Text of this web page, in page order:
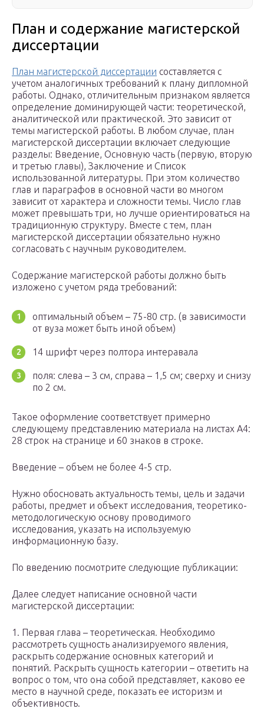
План и содержание магистерской
диссертации
План магистерской диссертации составляется с
учетом аналогичных требований к плану дипломной
работы. Однако, отличительным признаком является
определение доминирующей части: теоретической,
аналитической или практической. Это зависит от
темы магистерской работы. В любом случае, план
магистерской диссертации включает следующие
разделы: Введение, Основную часть (первую, вторую
и третью главы), Заключение и Список
использованной литературы. При этом количество
глав и параграфов в основной части во многом
зависит от характера и сложности темы. Число глав
может превышать три, но лучше ориентироваться на
традиционную структуру. Вместе с тем, план
магистерской диссертации обязательно нужно
согласовать с научным руководителем.
Содержание магистерской работы должно быть
изложено с учетом ряда требований:
оптимальный объем – 75-80 стр. (в зависимости
от вуза может быть иной объем)
14 шрифт через полтора интеравала
поля: слева – 3 см, справа – 1,5 см; сверху и снизу
по 2 см.
Такое оформление соответствует примерно
следующему представлению материала на листах А4:
28 строк на странице и 60 знаков в строке.
Введение – объем не более 4-5 стр.
Нужно обосновать актуальность темы, цель и задачи
работы, предмет и объект исследования, теоретико-
методологическую основу проводимого
исследования, указать на используемую
информационную базу.
По введению посмотрите следующие публикации:
Далее следует написание основной части
магистерской диссертации:
1. Первая глава – теоретическая. Необходимо
рассмотреть сущность анализируемого явления,
раскрыть содержание основных категорий и
понятий. Раскрыть сущность категории – ответить на
вопрос о том, что она собой представляет, каково ее
место в научной среде, показать ее историзм и
объективность.